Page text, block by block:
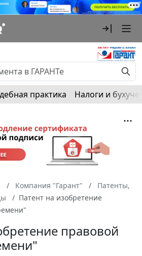
практика Налоги и
Компания "Гарант"
Патенты,
Патент на изобретение
правовой